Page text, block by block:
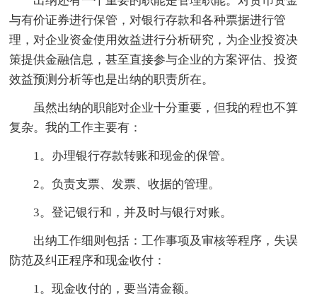
与有价证券进行保管，对银行存款和各种票据进行管
理，对企业资金使用效益进行分析研究，为企业投资决
策提供金融信息，甚至直接参与企业的方案评估、投资
效益预测分析等也是出纳的职责所在。
虽然出纳的职能对企业十分重要，但我的程也不算
复杂。我的工作主要有：
1。办理银行存款转账和现金的保管。
2。负责支票、发票、收据的管理。
3。登记银行和，并及时与银行对账。
出纳工作细则包括：工作事项及审核等程序，失误
防范及纠正程序和现金收付：
1。现金收付的，要当清金额。